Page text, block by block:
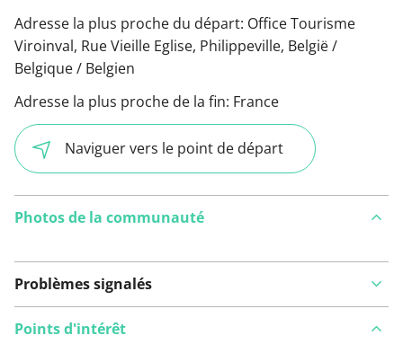
Adresse la plus proche du départ: Office Tourisme
Viroinval, Rue Vieille Eglise, Philippeville, België /
Belgique / Belgien
Adresse la plus proche de la fin: France
Naviguer vers le point de départ
Photos de la communauté
Problèmes signalés
Points d'intérêt